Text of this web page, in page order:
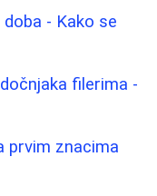
- Kako se
filerima -
prvim znacima